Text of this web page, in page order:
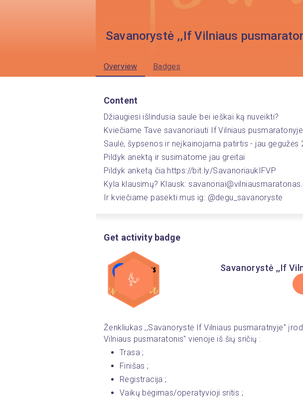
Savanorystė ,,If Vilniaus
Overview Badges
Content
Džiaugiesi išlindusia saule bei ieškai ką nuveikti?
Kviečiame Tave savanoriauti If Vilniaus
Saulė, šypsenos ir neįkainojama patirtis - jau gegužės
Pildyk anektą ir susimatome jau greitai
Pildyk anketą čia:https://bit.ly/SavanoriaukIFVP
Kyla klausimų? Klausk:
Ir kviečiame pasekti mus ig: @degu_savanoryste
Get activity badge
Savanorystė ,,If
Ženkliukas ,,Savanorystė If Vilniaus pusmaratnyje"
Vilniaus pusmaratonis" vienoje iš šių sričių :
Trasa ;
Finišas ;
Registracija ;
Vaikų bėgimas/operatyvioji sritis ;